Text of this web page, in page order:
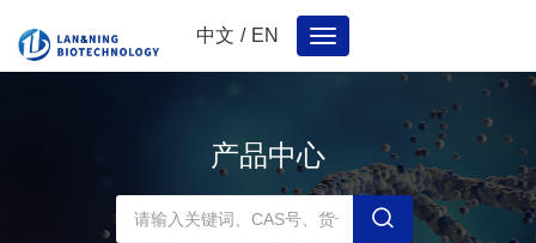
中文 / EN
Toggle
navigation
产品中心